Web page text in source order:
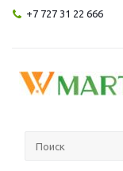
+7 727 31 22 666